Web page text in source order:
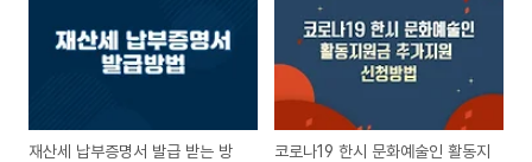
재산세 납부증명서 발급 받는 방
코로나19 한시 문화예술인 활동지